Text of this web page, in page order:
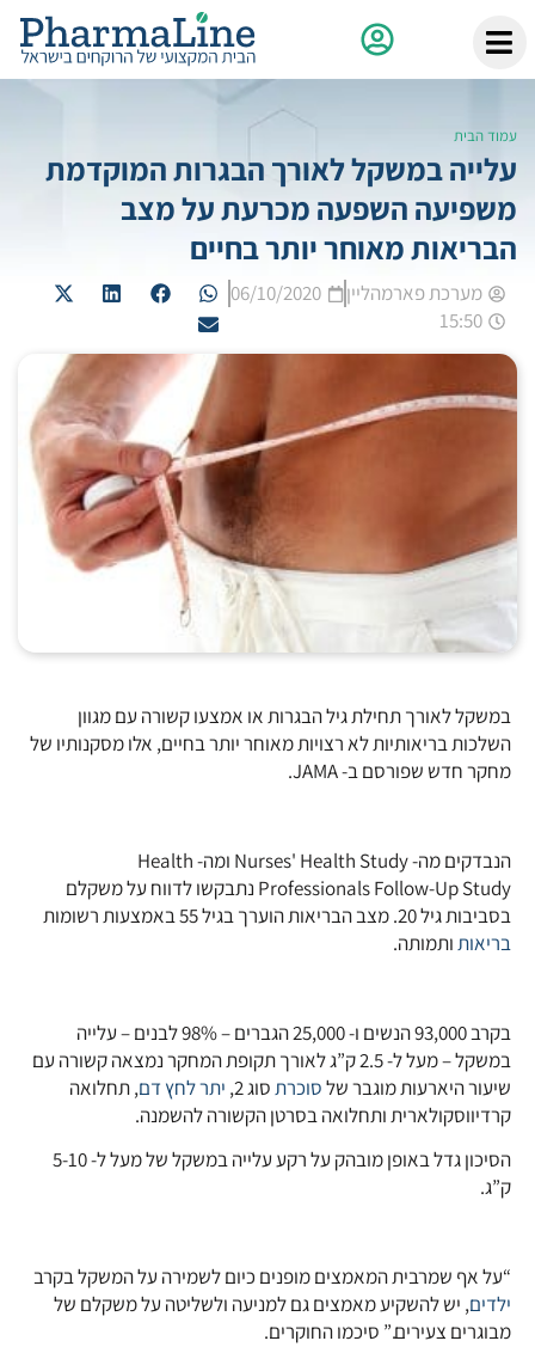
עמוד הבית
עלייה במשקל לאורך הבגרות המוקדמת
משפיעה השפעה מכרעת על מצב
הבריאות מאוחר יותר בחיים
מערכת פארמהליין
06/10/2020
15:50
במשקל לאורך תחילת גיל הבגרות או אמצעו קשורה עם מגוון
השלכות בריאותיות לא רצויות מאוחר יותר בחיים, אלו מסקנותיו של
מחקר חדש שפורסם ב- JAMA.
הנבדקים מה- Nurses' Health Study ומה- Health
Professionals Follow-Up Study נתבקשו לדווח על משקלם
בסביבות גיל 20. מצב הבריאות הוערך בגיל 55 באמצעות רשומות
בריאותותמותה.
בקרב 93,000 הנשים ו- 25,000 הגברים – 98% לבנים – עלייה
במשקל – מעל ל- 2.5 ק”ג לאורך תקופת המחקר נמצאה קשורה עם
שיעור היארעות מוגבר שלסוכרתסוג 2, יתר לחץ דם, תחלואה
קרדיווסקולארית ותחלואה בסרטן הקשורה להשמנה.
הסיכון גדל באופן מובהק על רקע עלייה במשקל של מעל ל- 5-10
ק”ג.
“על אף שמרבית המאמצים מופנים כיום לשמירה על המשקל בקרב
ילדים, יש להשקיע מאמצים גם למניעה ולשליטה על משקלם של
מבוגרים צעירים.” סיכמו החוקרים.